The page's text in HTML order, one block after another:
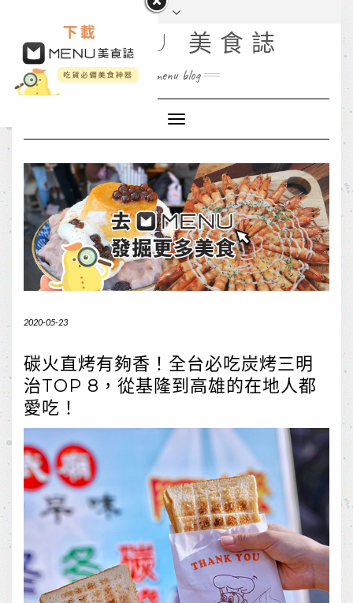
MENU 美食誌
menu blog
Toggle
Navigation
2020-05-23
碳火直烤有夠香！全台必吃炭烤三明
治TOP 8，從基隆到高雄的在地人都
愛吃！